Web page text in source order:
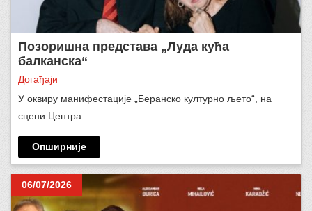
Позоришна представа „Луда кућа
балканска“
Догађаји
У оквиру манифестације „Беранско културно љето“, на
сцени Центра…
Опширније
06/07/2026